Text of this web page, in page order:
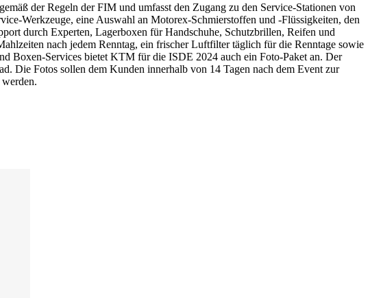
der Regeln der FIM und umfasst den Zugang zu den Service-Stationen von
Werkzeuge, eine Auswahl an Motorex-Schmierstoffen und -Flüssigkeiten, den
durch Experten, Lagerboxen für Handschuhe, Schutzbrillen, Reifen und
nach jedem Renntag, ein frischer Luftfilter täglich für die Renntage sowie
Boxen-Services bietet KTM für die ISDE 2024 auch ein Foto-Paket an. Der
Die Fotos sollen dem Kunden innerhalb von 14 Tagen nach dem Event zur